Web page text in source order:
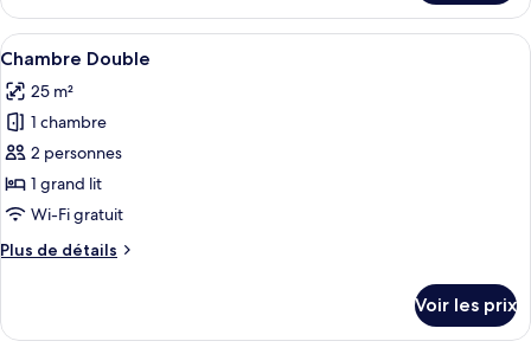
le
type
de
Chambre
Double
Afficher
toutes
les
photos
pour
ce
type
chambre :
Une chambre d’hôtel avec un
6
Chambre Double
25 m²
1 chambre
2 personnes
1 grand lit
Wi-Fi gratuit
Plus de détails
Plus
le
Voir les prix